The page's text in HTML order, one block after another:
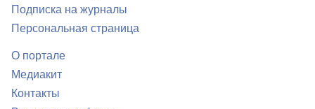
Подписка на журналы
Персональная страница
О портале
Медиакит
Контакты